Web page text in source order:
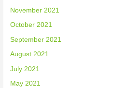
November 2021
October 2021
September 2021
August 2021
July 2021
May 2021